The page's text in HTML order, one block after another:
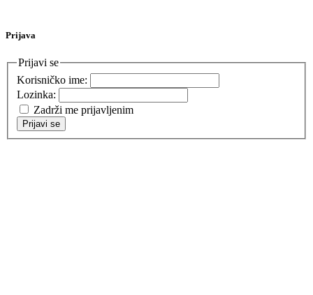
Prijava
Prijavi se
Korisničko ime:
Lozinka:
Zadrži me prijavljenim
Prijavi se